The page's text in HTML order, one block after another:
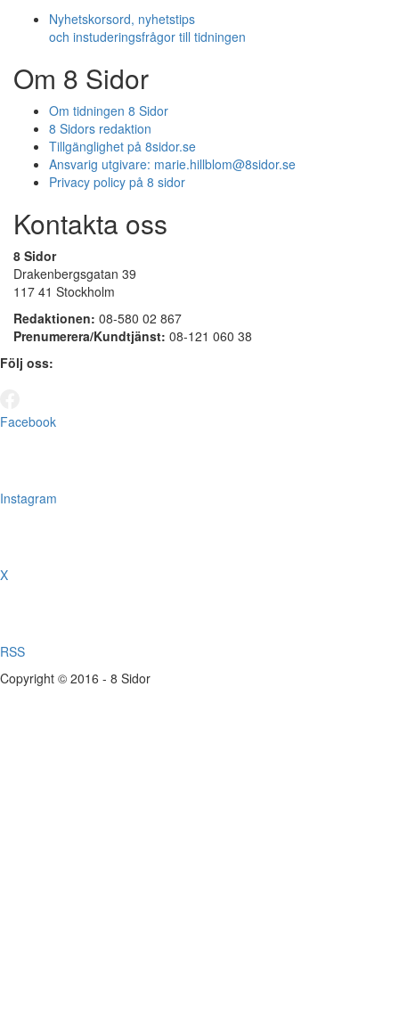
Nyhetskorsord, nyhetstips
och instuderingsfrågor till tidningen
Om 8 Sidor
Om tidningen 8 Sidor
8 Sidors redaktion
Tillgänglighet på 8sidor.se
Ansvarig utgivare: marie.hillblom@8sidor.se
Privacy policy på 8 sidor
Kontakta oss
8 Sidor
Drakenbergsgatan 39
117 41 Stockholm
Redaktionen: 08-580 02 867
Prenumerera/Kundtjänst: 08-121 060 38
Följ oss:
Facebook
Instagram
X
RSS
Copyright © 2016 - 8 Sidor